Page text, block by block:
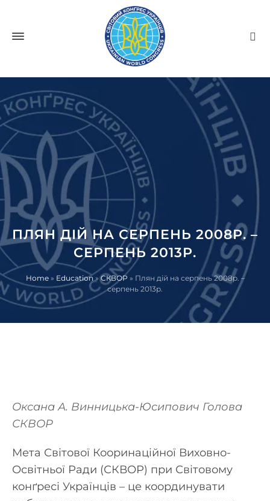
ПЛЯН ДІЙ НА СЕРПЕНЬ 2008Р. –
СЕРПЕНЬ 2013Р.
Home» Education»СКВОР » Плян дій на серпень 2008р. –
серпень 2013р.
Оксана А. Винницька-Юсипович Голова
СКВОР
Мета Світової Кооринаційної Виховно-
Освітньої Ради (СКВОР) при Світовому
конґресі Українців – це координувати